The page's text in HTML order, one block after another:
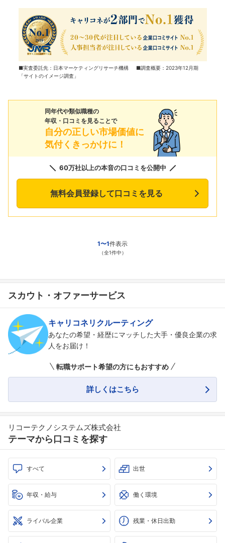
■実査委託先：日本マーケティングリサーチ機構 ■調査概要：2023年12月期
「サイトのイメージ調査」
同年代や類似職種の
年収・口コミを見ることで
自分の正しい市場価値に
気付くきっかけに！
60万社以上の本音の口コミを公開中
無料会員登録して口コミを見る
1〜1件表示
（全1件中）
スカウト・オファーサービス
キャリコネリクルーティング
あなたの希望・経歴にマッチした大手・優良企業の求
人をお届け！
転職サポート希望の方にもおすすめ
詳しくはこちら
リコーテクノシステムズ株式会社
テーマから口コミを探す
すべて 出世
年収・給与 働く環境
ライバル企業 残業・休日出勤